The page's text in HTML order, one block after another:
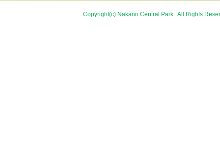
Copyright(c) Nakano Central Park . All Rights